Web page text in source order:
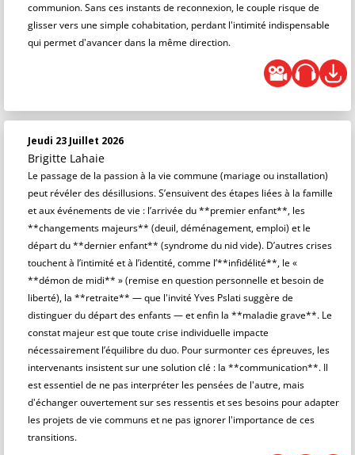
communion. Sans ces instants de reconnexion, le couple risque de
glisser vers une simple cohabitation, perdant l'intimité indispensable
qui permet d'avancer dans la même direction.
Jeudi 23 Juillet 2026
Brigitte Lahaie
Le passage de la passion à la vie commune (mariage ou installation)
peut révéler des désillusions. S’ensuivent des étapes liées à la famille
et aux événements de vie : l’arrivée du **premier enfant**, les
**changements majeurs** (deuil, déménagement, emploi) et le
départ du **dernier enfant** (syndrome du nid vide). D’autres crises
touchent à l’intimité et à l’identité, comme l’**infidélité**, le «
**démon de midi** » (remise en question personnelle et besoin de
liberté), la **retraite** — que l'invité Yves Pslati suggère de
distinguer du départ des enfants — et enfin la **maladie grave**. Le
constat majeur est que toute crise individuelle impacte
nécessairement l’équilibre du duo. Pour surmonter ces épreuves, les
intervenants insistent sur une solution clé : la **communication**. Il
est essentiel de ne pas interpréter les pensées de l'autre, mais
d'échanger ouvertement sur ses ressentis et ses besoins pour adapter
les projets de vie communs et ne pas ignorer l'importance de ces
transitions.